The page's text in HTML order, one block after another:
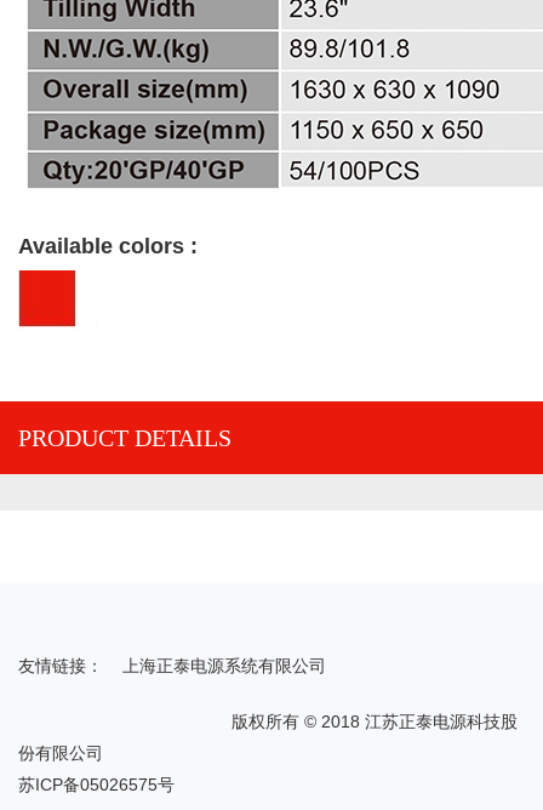
Available colors :
PRODUCT DETAILS
友情链接： 上海正泰电源系统有限公司
版权所有 © 2018 江苏正泰电源科技股
份有限公司
苏ICP备05026575号